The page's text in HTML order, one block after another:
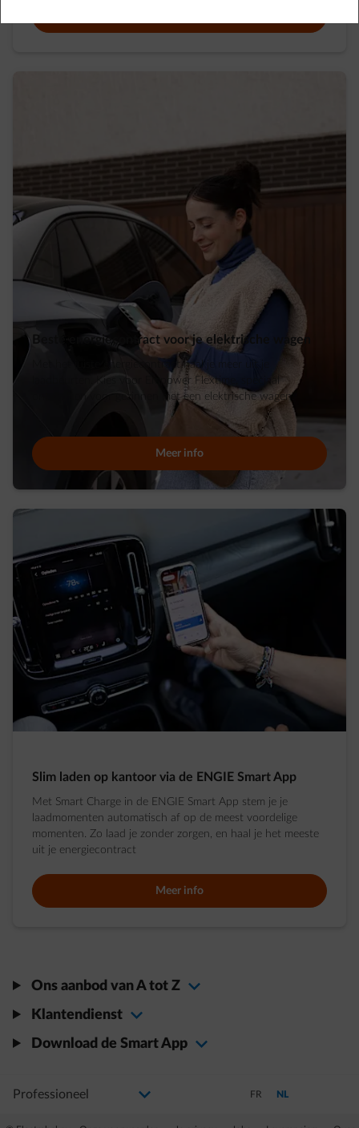
Beste energiecontract voor je elektrische wagen
Met het juiste energiecontract haal je meer uit je
laadbeurten. Kies voor Empower Flextime, speciaal
ontworpen voor gezinnen met een elektrische wagen.
Meer info
Slim laden op kantoor via de ENGIE Smart App
Met Smart Charge in de ENGIE Smart App stem je je
laadmomenten automatisch af op de meest voordelige
momenten. Zo laad je zonder zorgen, en haal je het meeste
uit je energiecontract
Meer info
Ons aanbod van A tot Z
Klantendienst
Download de Smart App
Selecteer uw profiel
Als u de selectie wijzigt, gaat u naar een nieuwe pagina Schakel over naar Frans
FR Schakel over naar
NL